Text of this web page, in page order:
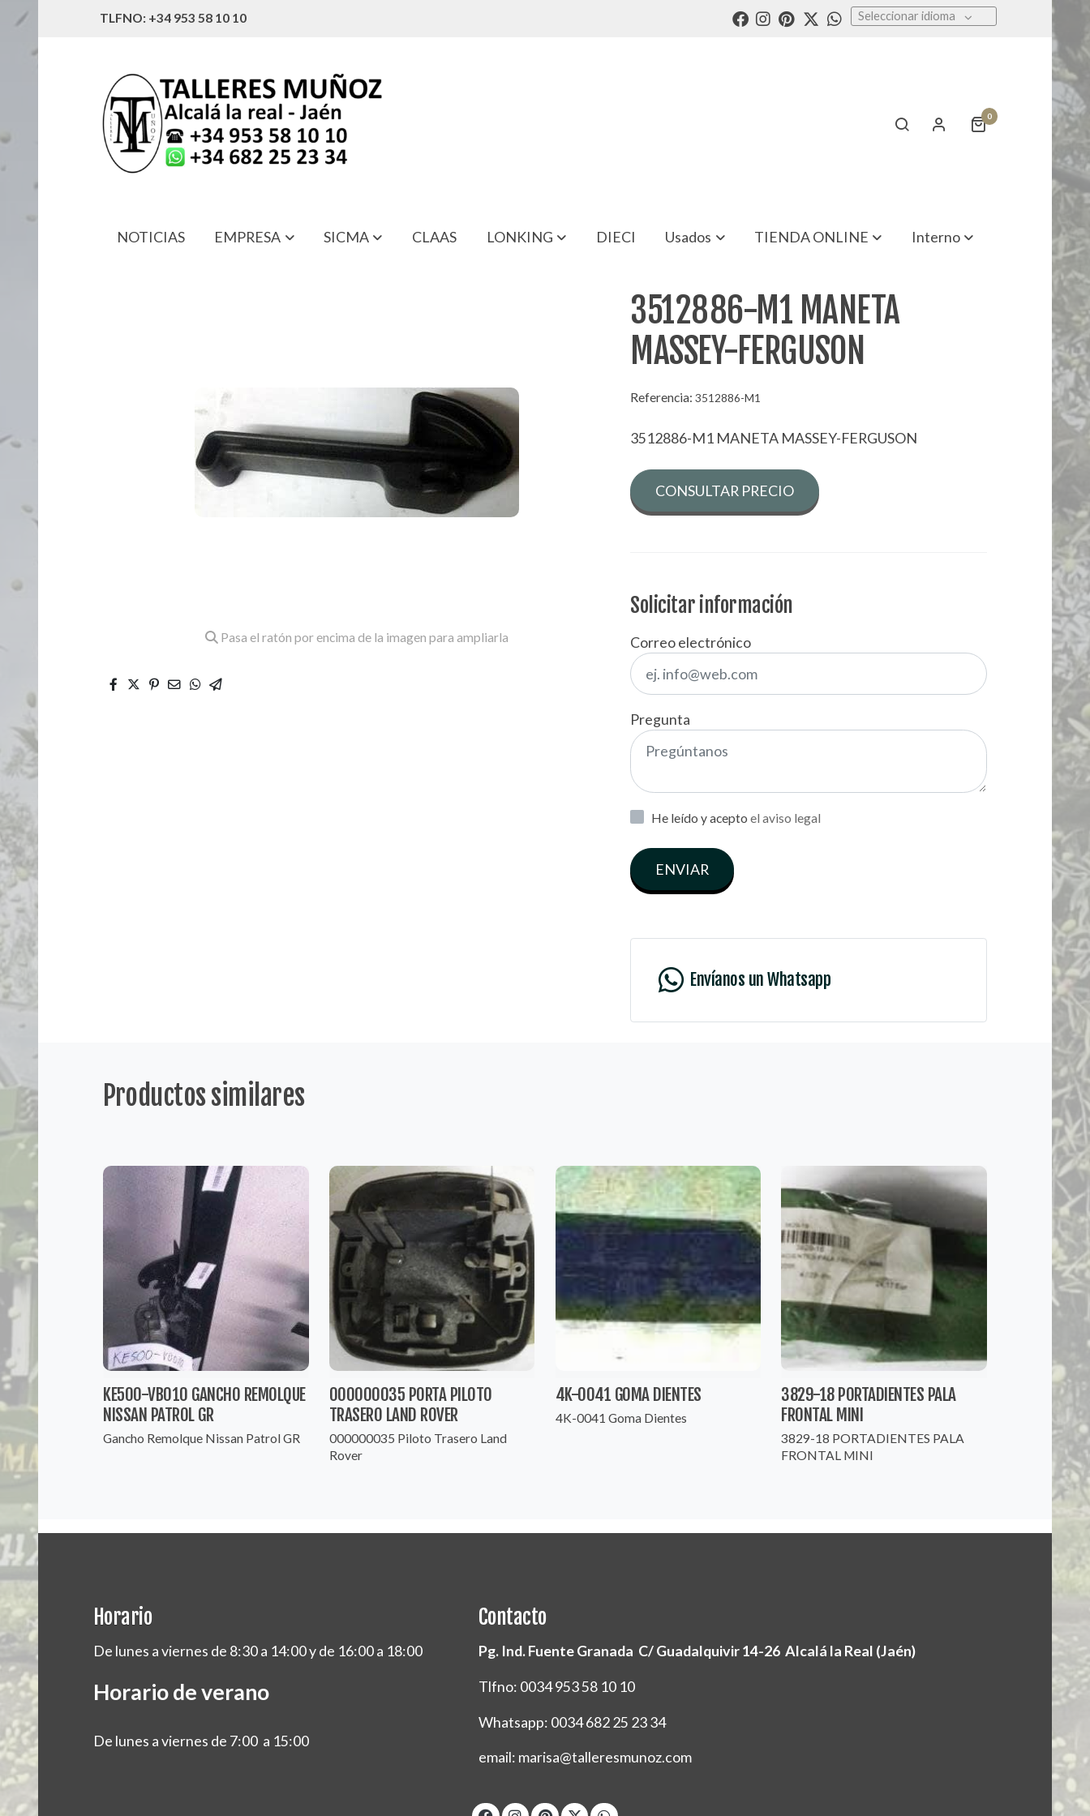
TLFNO: +34 953 58 10 10 Seleccionar idioma
0
NOTICIAS EMPRESA SICMA CLAAS LONKING DIECI Usados TIENDA ONLINE Interno
3512886-M1 MANETA MASSEY-FERGUSON
Pasa el ratón por encima de la imagen para ampliarla
3512886-M1 MANETA
MASSEY-FERGUSON
Referencia:3512886-M1
3512886-M1 MANETA MASSEY-FERGUSON
CONSULTAR PRECIO
Solicitar información
Correo electrónico
Pregunta
He leído y acepto el aviso legal
ENVIAR
Envíanos un Whatsapp
Productos similares
KE500-VB010 GANCHO REMOLQUE
NISSAN PATROL GR
Gancho Remolque Nissan Patrol GR
000000035 PORTA PILOTO
TRASERO LAND ROVER
000000035 Piloto Trasero Land
Rover
4K-0041 GOMA DIENTES
4K-0041 Goma Dientes
3829-18 PORTADIENTES PALA
FRONTAL MINI
3829-18 PORTADIENTES PALA
FRONTAL MINI
Horario
De lunes a viernes de 8:30 a 14:00 y de 16:00 a 18:00
Horario de verano
De lunes a viernes de 7:00 a 15:00
Contacto
Pg. Ind. Fuente Granada C/ Guadalquivir 14-26 Alcalá la Real (Jaén)
Tlfno: 0034 953 58 10 10
Whatsapp: 0034 682 25 23 34
email: marisa@talleresmunoz.com